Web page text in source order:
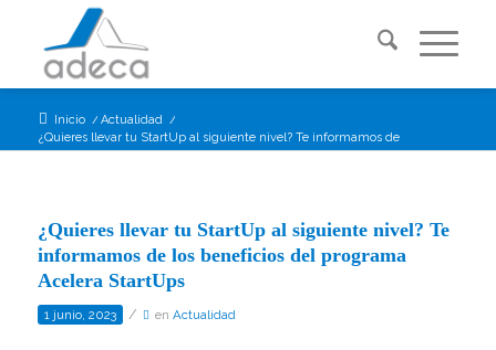
Inicio / Actualidad /
¿Quieres llevar tu StartUp al siguiente nivel? Te informamos de los beneficios ...
¿Quieres llevar tu StartUp al siguiente nivel? Te
informamos de los beneficios del programa
Acelera StartUps
1 junio, 2023 / en Actualidad